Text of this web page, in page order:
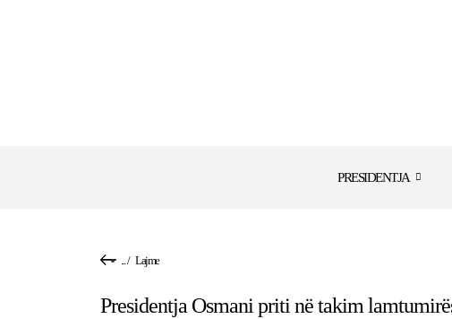
PRESIDENTJA
/ Lajme
Presidentja Osmani priti në takim